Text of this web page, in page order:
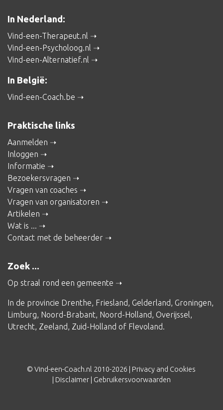
In Nederland:
Vind-een-Therapeut.nl
Vind-een-Psycholoog.nl
Vind-een-Alternatief.nl
In België:
Vind-een-Coach.be
Praktische links
Aanmelden
Inloggen
Informatie
Bezoekersvragen
Vragen van coaches
Vragen van organisatoren
Artikelen
Wat is ...
Contact met de beheerder
Zoek ...
Op straal rond een gemeente
In de provincie Drenthe, Friesland, Gelderland, Groningen,
Limburg, Noord-Brabant, Noord-Holland, Overijssel,
Utrecht, Zeeland, Zuid-Holland of Flevoland.
© Vind-een-Coach.nl 2010-2026 | Privacy and Cookies
Disclaimer| Gebruikersvoorwaarden